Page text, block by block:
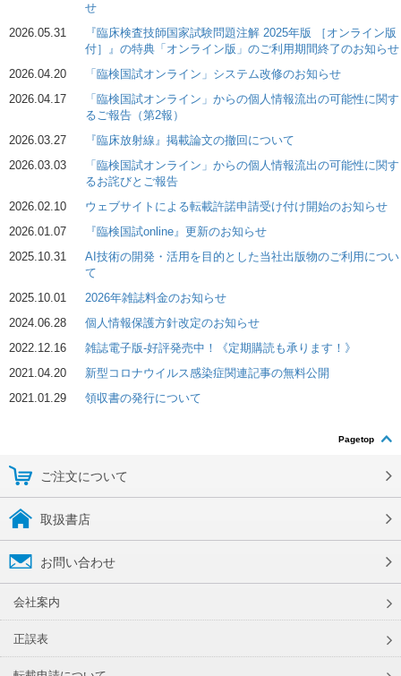
せ
2026.05.31
『臨床検査技師国家試験問題注解 2025年版 ［オンライン版
付］』の特典「オンライン版」のご利用期間終了のお知らせ
2026.04.20
「臨検国試オンライン」システム改修のお知らせ
2026.04.17
「臨検国試オンライン」からの個人情報流出の可能性に関す
るご報告（第2報）
2026.03.27
『臨床放射線』掲載論文の撤回について
2026.03.03
「臨検国試オンライン」からの個人情報流出の可能性に関す
るお詫びとご報告
2026.02.10
ウェブサイトによる転載許諾申請受け付け開始のお知らせ
2026.01.07
『臨検国試online』更新のお知らせ
2025.10.31
AI技術の開発・活用を目的とした当社出版物のご利用につい
て
2025.10.01
2026年雑誌料金のお知らせ
2024.06.28
個人情報保護方針改定のお知らせ
2022.12.16
雑誌電子版-好評発売中！《定期購読も承ります！》
2021.04.20
新型コロナウイルス感染症関連記事の無料公開
2021.01.29
領収書の発行について
Pagetop
ご注文について
取扱書店
お問い合わせ
会社案内
正誤表